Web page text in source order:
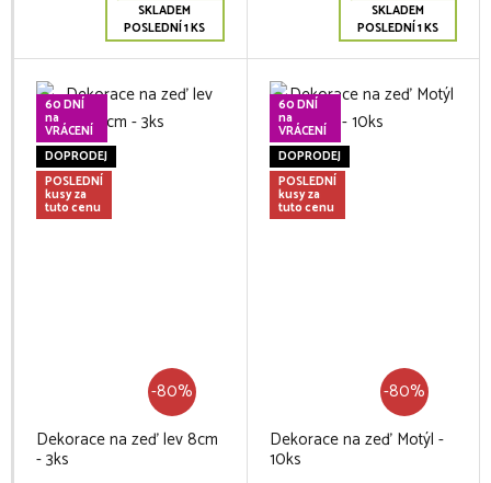
SKLADEM
POSLEDNÍ 1 KS
SKLADEM
POSLEDNÍ 1 KS
60 DNÍ
na
VRÁCENÍ
DOPRODEJ
POSLEDNÍ
kusy za
tuto cenu
-80%
Dekorace na zeď lev 8cm
- 3ks
60 DNÍ
na
VRÁCENÍ
DOPRODEJ
POSLEDNÍ
kusy za
tuto cenu
-80%
Dekorace na zeď Motýl -
10ks